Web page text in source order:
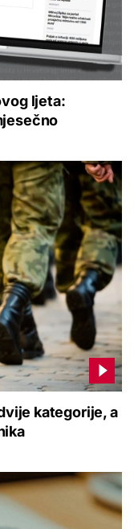
ljeta:
kategorije, a